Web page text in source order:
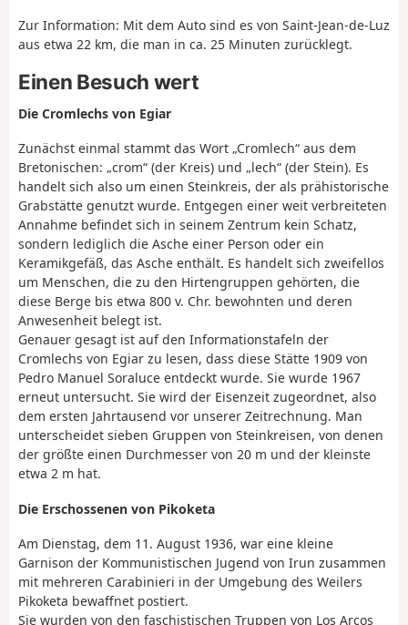
Zur Information: Mit dem Auto sind es von Saint-Jean-de-Luz
aus etwa 22 km, die man in ca. 25 Minuten zurücklegt.
Einen Besuch wert
Die Cromlechs von Egiar
Zunächst einmal stammt das Wort „Cromlech“ aus dem
Bretonischen: „crom“ (der Kreis) und „lech“ (der Stein). Es
handelt sich also um einen Steinkreis, der als prähistorische
Grabstätte genutzt wurde. Entgegen einer weit verbreiteten
Annahme befindet sich in seinem Zentrum kein Schatz,
sondern lediglich die Asche einer Person oder ein
Keramikgefäß, das Asche enthält. Es handelt sich zweifellos
um Menschen, die zu den Hirtengruppen gehörten, die
diese Berge bis etwa 800 v. Chr. bewohnten und deren
Anwesenheit belegt ist.
Genauer gesagt ist auf den Informationstafeln der
Cromlechs von Egiar zu lesen, dass diese Stätte 1909 von
Pedro Manuel Soraluce entdeckt wurde. Sie wurde 1967
erneut untersucht. Sie wird der Eisenzeit zugeordnet, also
dem ersten Jahrtausend vor unserer Zeitrechnung. Man
unterscheidet sieben Gruppen von Steinkreisen, von denen
der größte einen Durchmesser von 20 m und der kleinste
etwa 2 m hat.
Die Erschossenen von Pikoketa
Am Dienstag, dem 11. August 1936, war eine kleine
Garnison der Kommunistischen Jugend von Irun zusammen
mit mehreren Carabinieri in der Umgebung des Weilers
Pikoketa bewaffnet postiert.
Sie wurden von den faschistischen Truppen von Los Arcos